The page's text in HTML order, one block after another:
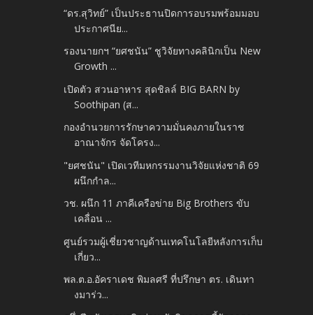
“ดร.สุวิทย์” เป็นประธานปิดการอบรมพร้อมมอบ
ประกาศนีย...
รองนายกฯ “ยศชนัน” ชูวิจัยทางคลินิกเป็น New
Growth ...
เปิดตัว สวนอาหาร สุดชิลล์ BIG BARN by
Soothipan (ส...
กองอำนวยการรักษาความมั่นคงภายในราช
อาณาจักร จัดโครง...
"ยศชนัน" เปิดเวทีมหกรรมงานวิจัยแห่งชาติ 69
ผนึกกำล...
วช. ผนึก 11 ภาคีเครือข่าย Big Brothers ขับ
เคลื่อน ...
ศูนย์รวมผู้เชี่ยวชาญด้านเทคโนโลยีหลังการเก็บ
เกี่ยว...
พล.ต.อ.อัคราเดช พิมลศรี ที่ปรึกษา ตร. เดินทา
งมาร่ว...